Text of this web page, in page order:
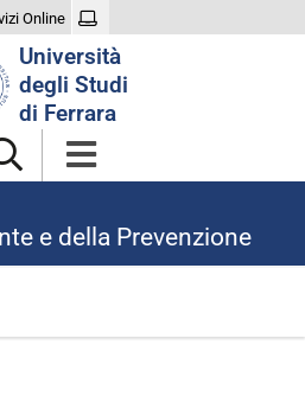
Online
Università
degli Studi
di Ferrara
e della Prevenzione
e determinato